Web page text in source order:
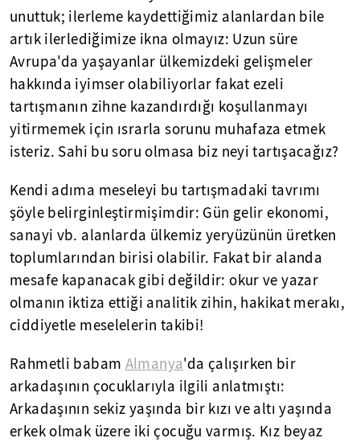
unuttuk; ilerleme kaydettiğimiz alanlardan bile
artık ilerlediğimize ikna olmayız: Uzun süre
Avrupa'da yaşayanlar ülkemizdeki gelişmeler
hakkında iyimser olabiliyorlar fakat ezeli
tartışmanın zihne kazandırdığı koşullanmayı
yitirmemek için ısrarla sorunu muhafaza etmek
isteriz. Sahi bu soru olmasa biz neyi tartışacağız?
Kendi adıma meseleyi bu tartışmadaki tavrımı
şöyle belirginleştirmişimdir: Gün gelir ekonomi,
sanayi vb. alanlarda ülkemiz yeryüzünün üretken
toplumlarından birisi olabilir. Fakat bir alanda
mesafe kapanacak gibi değildir: okur ve yazar
olmanın iktiza ettiği analitik zihin, hakikat merakı,
ciddiyetle meselelerin takibi!
Rahmetli babam Almanya'da çalışırken bir
arkadaşının çocuklarıyla ilgili anlatmıştı:
Arkadaşının sekiz yaşında bir kızı ve altı yaşında
erkek olmak üzere iki çocuğu varmış. Kız beyaz